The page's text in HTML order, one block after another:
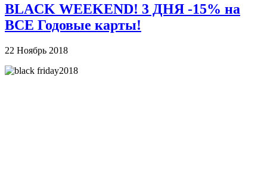
BLACK WEEKEND! 3 ДНЯ -15% на
ВСЕ Годовые карты!
22 Ноябрь 2018